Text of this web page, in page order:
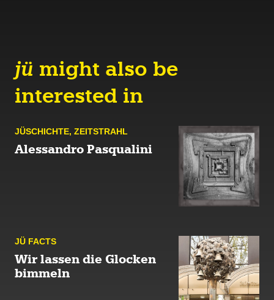
jü might also be
interested in
JÜ­SCHICHTE, ZEIT­STRAHL
Alessandro Pasqualini
JÜ FACTS
Wir lassen die Glocken
bimmeln